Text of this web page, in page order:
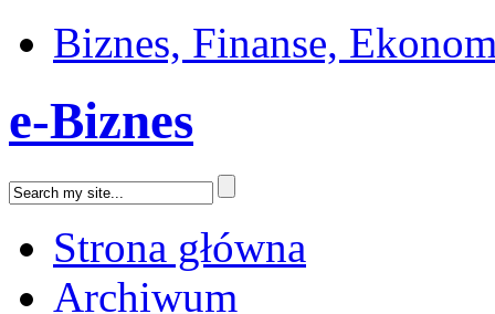
Biznes, Finanse,
e-Biznes
Strona główna
Archiwum